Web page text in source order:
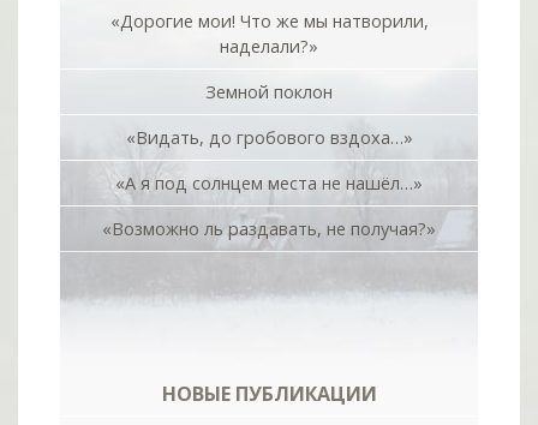
«Дорогие мои! Что же мы натворили,
наделали?»
Земной поклон
«Видать, до гробового вздоха…»
«А я под солнцем места не нашёл…»
«Возможно ль раздавать, не получая?»
НОВЫЕ ПУБЛИКАЦИИ